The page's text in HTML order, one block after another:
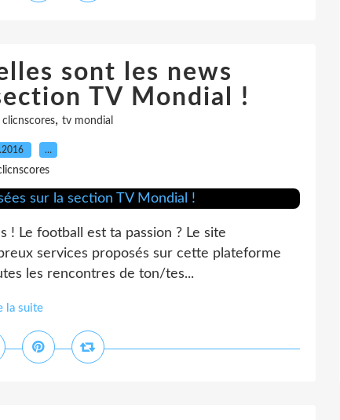
sont les news
TV Mondial !
clicnscores, tv mondial
…
! Le football est ta passion ? Le site
services proposés sur cette plateforme
les rencontres de ton/tes...
la suite